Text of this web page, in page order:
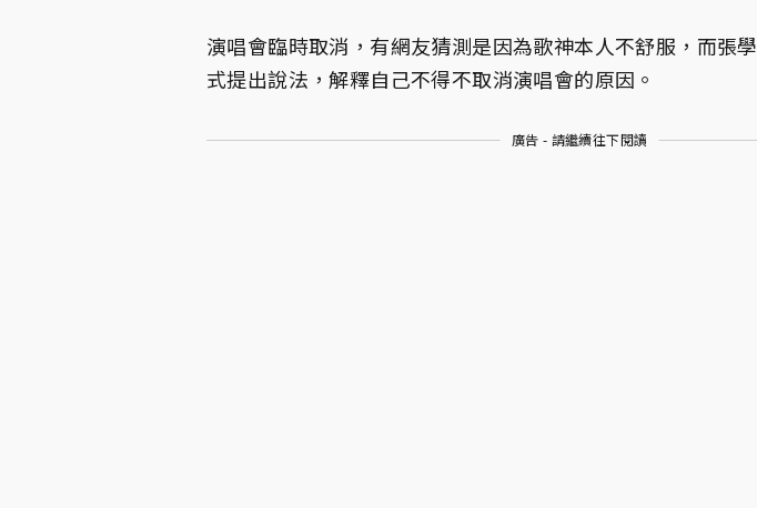
演唱會臨時取消，有網友猜測是因為歌神本人不舒服，而張
式提出說法，解釋自己不得不取消演唱會的原因。
廣告 - 請繼續往下閱讀